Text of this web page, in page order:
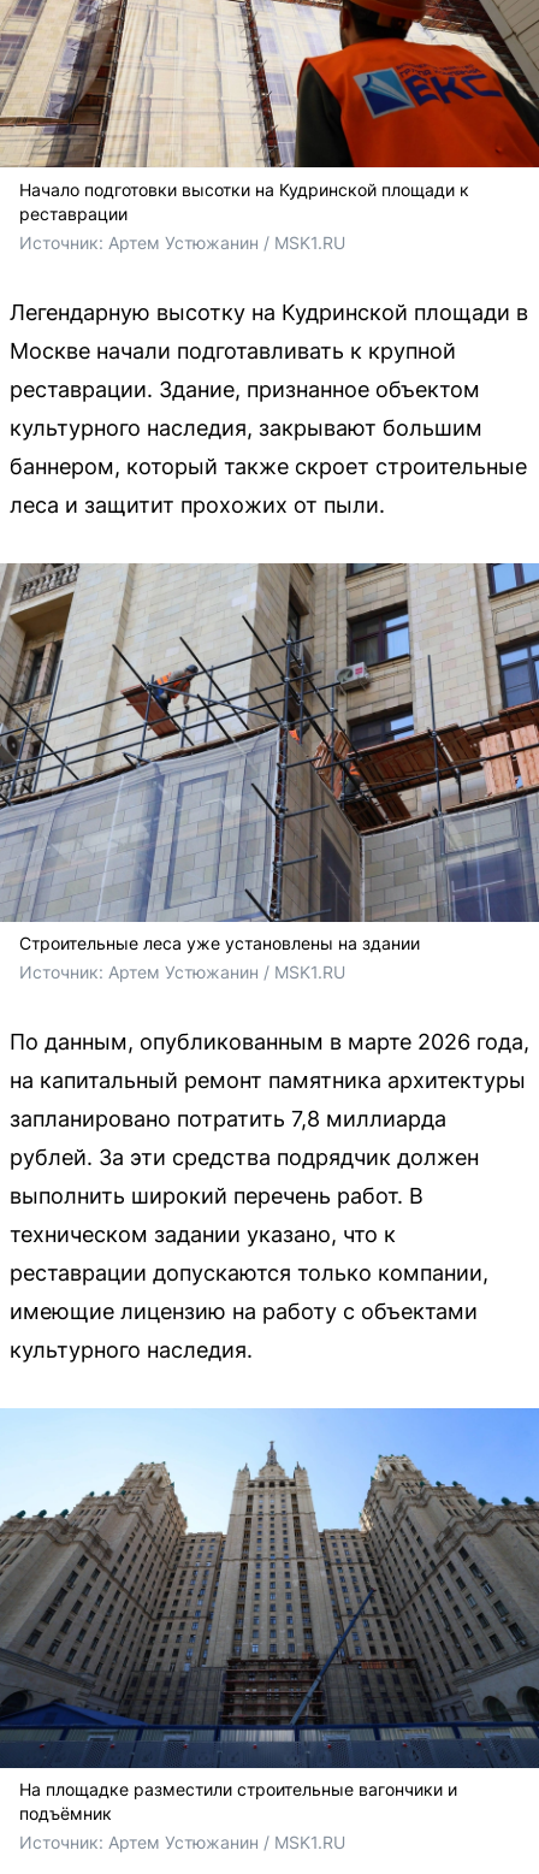
Начало подготовки высотки на Кудринской площади к
реставрации
Источник: Артем Устюжанин / MSK1.RU
Легендарную высотку на Кудринской площади в
Москве начали подготавливать к крупной
реставрации. Здание, признанное объектом
культурного наследия, закрывают большим
баннером, который также скроет строительные
леса и защитит прохожих от пыли.
Строительные леса уже установлены на здании
Источник: Артем Устюжанин / MSK1.RU
По данным, опубликованным в марте 2026 года,
на капитальный ремонт памятника архитектуры
запланировано потратить 7,8 миллиарда
рублей. За эти средства подрядчик должен
выполнить широкий перечень работ. В
техническом задании указано, что к
реставрации допускаются только компании,
имеющие лицензию на работу с объектами
культурного наследия.
На площадке разместили строительные вагончики и
подъёмник
Источник: Артем Устюжанин / MSK1.RU